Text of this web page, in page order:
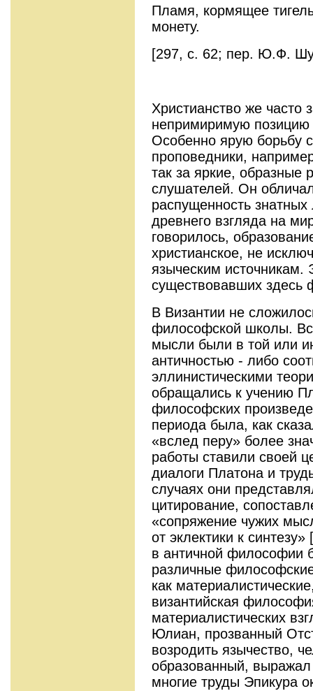
Пламя, кормящее
монету.
[297, с. 62; пер. Ю.Ф.
Христианство же часто
непримиримую позицию
Особенно ярую борьбу
проповедники,
так за яркие, образные
слушателей. Он
распущенность
древнего взгляда на
говорилось,
христианское, не
языческим источникам.
существовавших здесь
В Византии не
философской школы.
мысли были в той или
античностью - либо
эллинистическими
обращались к учению
философских
периода была, как
«вслед перу» более
работы ставили своей
диалоги Платона и
случаях они
цитирование,
«сопряжение чужих
от эклектики к
в античной философии
различные
как
византийская
материалистических
Юлиан, прозванный
возродить язычество,
образованный, выражал
многие труды Эпикура